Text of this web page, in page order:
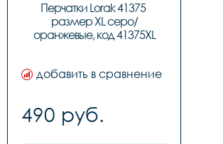
Перчатки Lorak 41375
размер XL серо/
оранжевые, код 41375XL
добавить в сравнение
490 руб.